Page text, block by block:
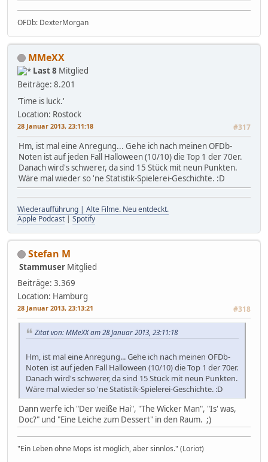
OFDb: DexterMorgan
MMeXX
Last 8 Mitglied
Beiträge: 8.201
'Time is luck.'
Location: Rostock
28 Januar 2013, 23:11:18 #317
Hm, ist mal eine Anregung... Gehe ich nach meinen OFDb-
Noten ist auf jeden Fall Halloween (10/10) die Top 1 der 70er.
Danach wird's schwerer, da sind 15 Stück mit neun Punkten.
Wäre mal wieder so 'ne Statistik-Spielerei-Geschichte. :D
Wiederaufführung | Alte Filme. Neu entdeckt.
Apple Podcast | Spotify
Stefan M
Stammuser Mitglied
Beiträge: 3.369
Location: Hamburg
28 Januar 2013, 23:13:21 #318
Zitat von: MMeXX am 28 Januar 2013, 23:11:18
Hm, ist mal eine Anregung... Gehe ich nach meinen OFDb-
Noten ist auf jeden Fall Halloween (10/10) die Top 1 der 70er.
Danach wird's schwerer, da sind 15 Stück mit neun Punkten.
Wäre mal wieder so 'ne Statistik-Spielerei-Geschichte. :D
Dann werfe ich "Der weiße Hai", "The Wicker Man", "Is' was,
Doc?" und "Eine Leiche zum Dessert" in den Raum. ;)
"Ein Leben ohne Mops ist möglich, aber sinnlos." (Loriot)